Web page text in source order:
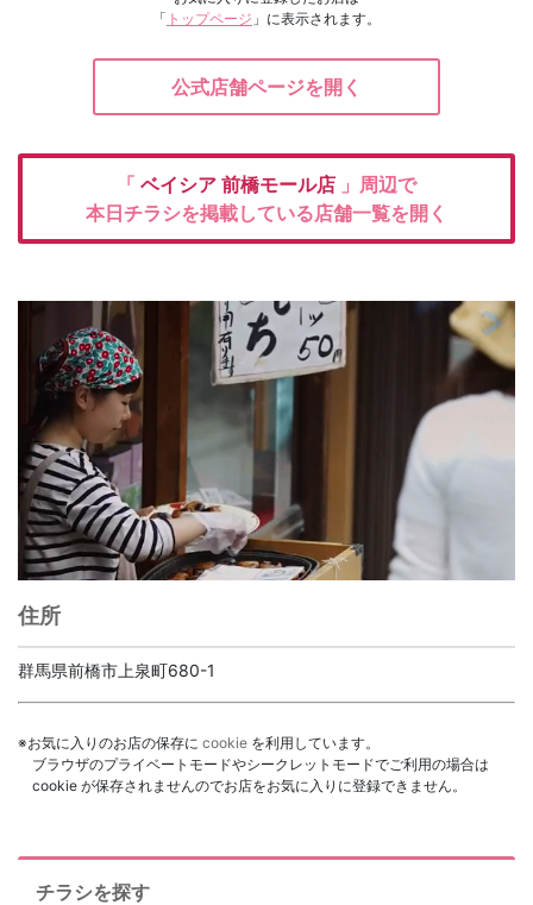
「 トップページ 」に表示されます。
公式店舗ページを開く
「 ベイシア 前橋モール店 」周辺で
本日チラシを掲載している店舗一覧を開く
住所
群馬県前橋市上泉町680-1
※お気に入りのお店の保存に cookie を利用しています。
ブラウザのプライベートモードやシークレットモードでご利用の場合は
cookie が保存されませんのでお店をお気に入りに登録できません。
チラシを探す